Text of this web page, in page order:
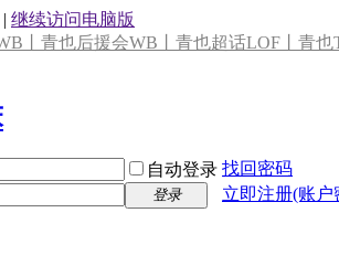
| 继续访问电脑版
丨青也后援会WB丨青也超话LOF丨青也
自动登录 找回密码
登录 立即注册(账